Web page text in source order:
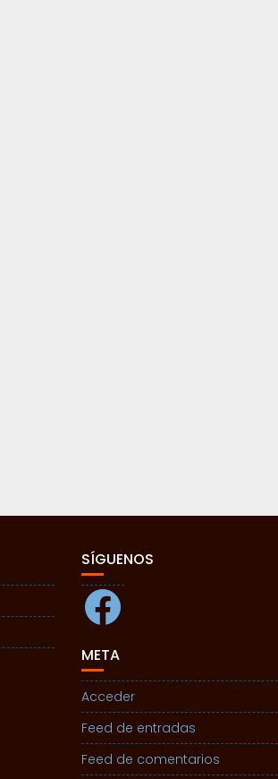
SÍGUENOS
Facebook
META
Acceder
Feed de entradas
Feed de comentarios